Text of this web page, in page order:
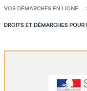
VOS DÉMARCHES EN LIGNE
DROITS ET DÉMARCHES POUR